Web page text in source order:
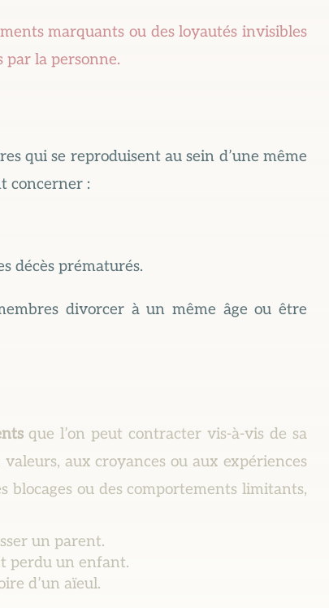
marquants ou des loyautés invisibles
par la personne.
qui se reproduisent au sein d’une même
concerner :
décès prématurés.
divorcer à un même âge ou être
que l’on peut contracter vis-à-vis de sa
aux croyances ou aux expériences
blocages ou des comportements limitants,
un parent.
perdu un enfant.
d’un aïeul.